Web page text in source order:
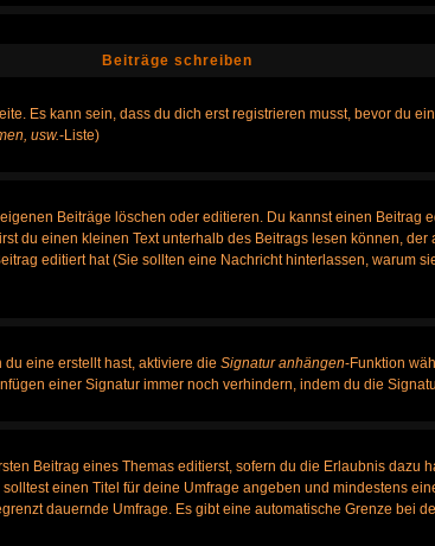
Beiträge schreiben
Es kann sein, dass du dich erst registrieren musst, bevor du
usw.-Liste)
Beiträge löschen oder editieren. Du kannst einen Beitrag
du einen kleinen Text unterhalb des Beitrags lesen können,
editiert hat (Sie sollten eine Nachricht hinterlassen, warum
eine erstellt hast, aktiviere die Signatur anhängen-Funktion
einer Signatur immer noch verhindern, indem du die
Beitrag eines Themas editierst, sofern du die Erlaubnis dazu
einen Titel für deine Umfrage angeben und mindestens
dauernde Umfrage. Es gibt eine automatische Grenze bei